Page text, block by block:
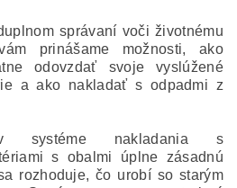
správaní voči životnému
prinášame možnosti, ako
odovzdať svoje vyslúžené
a ako nakladať s odpadmi z
systéme nakladania s
s obalmi úplne zásadnú
rozhoduje, čo urobí so starým